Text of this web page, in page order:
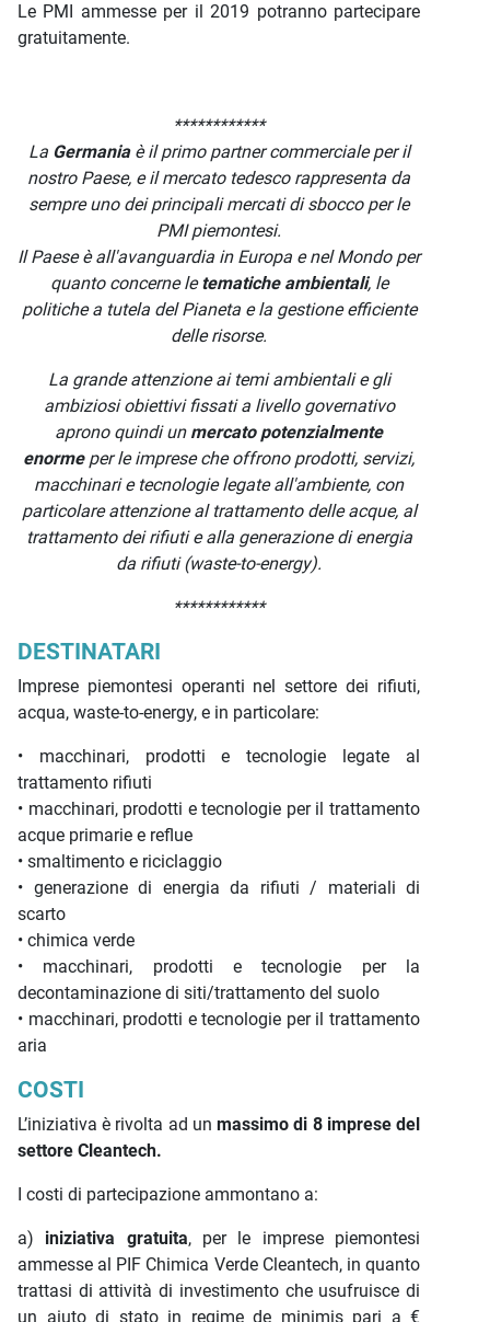
Le PMI ammesse per il 2019 potranno partecipare
gratuitamente.
************
La Germaniaè il primo partner commerciale per il
nostro Paese, e il mercato tedesco rappresenta da
sempre uno dei principali mercati di sbocco per le
PMI piemontesi.
Il Paese è all'avanguardia in Europa e nel Mondo per
quanto concerne letematiche ambientali, le
politiche a tutela del Pianeta e la gestione efficiente
delle risorse.
La grande attenzione ai temi ambientali e gli
ambiziosi obiettivi fissati a livello governativo
aprono quindi un mercato potenzialmente
enormeper le imprese che offrono prodotti, servizi,
macchinari e tecnologie legate all'ambiente, con
particolare attenzione al trattamento delle acque, al
trattamento dei rifiuti e alla generazione di energia
da rifiuti (waste-to-energy).
************
DESTINATARI
Imprese piemontesi operanti nel settore dei rifiuti,
acqua, waste-to-energy, e in particolare:
• macchinari, prodotti e tecnologie legate al
trattamento rifiuti
• macchinari, prodotti e tecnologie per il trattamento
acque primarie e reflue
• smaltimento e riciclaggio
• generazione di energia da rifiuti / materiali di
scarto
• chimica verde
• macchinari, prodotti e tecnologie per la
decontaminazione di siti/trattamento del suolo
• macchinari, prodotti e tecnologie per il trattamento
aria
COSTI
L’iniziativa è rivolta ad unmassimo di 8 imprese del
settore Cleantech.
I costi di partecipazione ammontano a:
a) iniziativa gratuita, per le imprese piemontesi
ammesse al PIF Chimica Verde Cleantech, in quanto
trattasi di attività di investimento che usufruisce di
un aiuto di stato in regime de minimis pari a €